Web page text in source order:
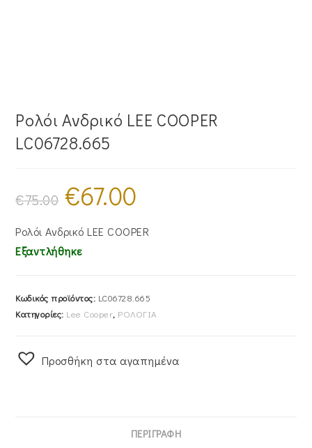
Ρολόι Ανδρικό LEE COOPER
LC06728.665
€75.00
Original
price
was:
€67.00
€67.00.
Ρολόι Ανδρικό LEE COOPER
Εξαντλήθηκε
Κωδικός προϊόντος: LC06728.665
Κατηγορίες: Lee Cooper, ΡΟΛΟΓΙΑ
Προσθήκη στα αγαπημένα
ΠΕΡΙΓΡΑΦΉ